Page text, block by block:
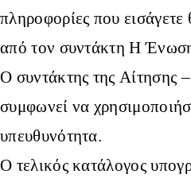
πληροφορίες που εισάγετε
από τον συντάκτη Η
Ο συντάκτης της
συμφωνεί να
υπευθυνότητα.
Ο τελικός κατάλογος